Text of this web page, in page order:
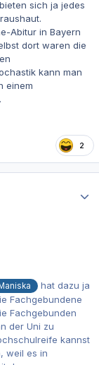
sich ja jedes
Abitur in Bayern
dort waren die
kann man
einem
2
hat dazu ja
Fachgebundene
Fachgebunden
der Uni zu
kannst
weil es in